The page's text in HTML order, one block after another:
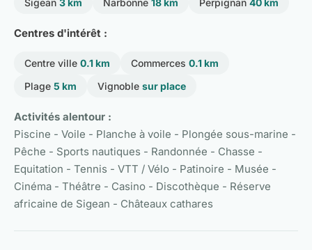
Sigean 3 km Narbonne 18 km Perpignan 40 km
Centres d'intérêt :
Centre ville 0.1 km Commerces 0.1 km
Plage 5 km Vignoble sur place
Activités alentour :
Piscine - Voile - Planche à voile - Plongée sous-marine -
Pêche - Sports nautiques - Randonnée - Chasse -
Equitation - Tennis - VTT / Vélo - Patinoire - Musée -
Cinéma - Théâtre - Casino - Discothèque - Réserve
africaine de Sigean - Châteaux cathares